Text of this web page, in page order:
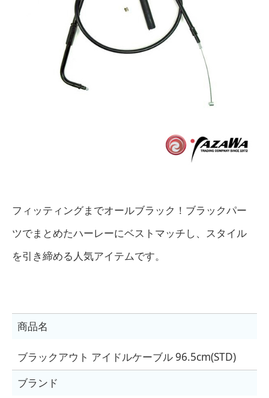
フィッティングまでオールブラック！ブラックパー
ツでまとめたハーレーにベストマッチし、スタイル
を引き締める人気アイテムです。
商品名
ブラックアウト アイドルケーブル 96.5cm(STD)
ブランド